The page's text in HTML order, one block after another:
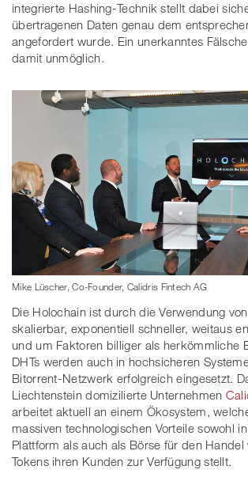
integrierte Hashing-Technik stellt dabei
übertragenen Daten genau dem
angefordert wurde. Ein unerkanntes
damit unmöglich.
Mike Lüscher, Co-Founder, Calidris Fintech AG
Die Holochain ist durch die Verwendung
skalierbar, exponentiell schneller, weitaus
und um Faktoren billiger als herkömmliche
DHTs werden auch in hochsicheren
Bitorrent-Netzwerk erfolgreich eingesetzt.
Liechtenstein domizilierte Unternehmen
arbeitet aktuell an einem Ökosystem,
massiven technologischen Vorteile sowohl
Plattform als auch als Börse für den Handel
Tokens ihren Kunden zur Verfügung stellt.